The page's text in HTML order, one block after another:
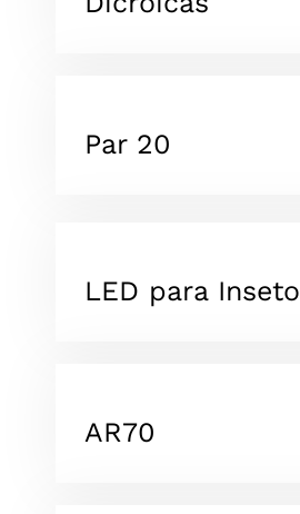
Par 20
LED para Inseto
AR70